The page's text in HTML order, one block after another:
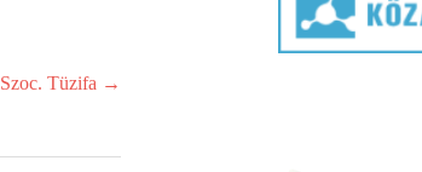
Szoc. Tüzifa →